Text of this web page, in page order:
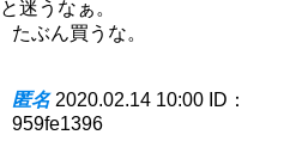
迷うなぁ。
たぶん買うな。
匿名 2020.02.14 10:00 ID：
959fe1396